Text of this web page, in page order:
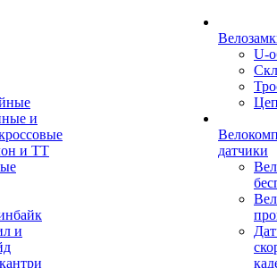
и
и ТТ
и
U-
датчики